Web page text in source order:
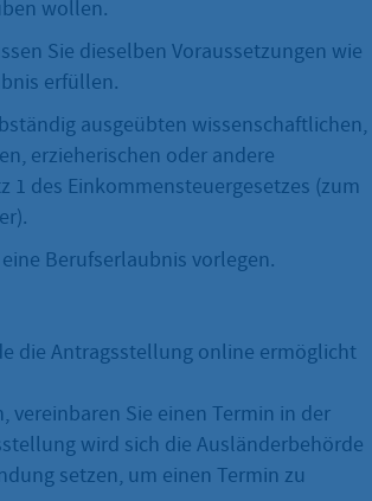
wollen.
Sie dieselben Voraussetzungen wie
erfüllen.
ausgeübten wissenschaftlichen,
erzieherischen oder andere
1 des Einkommensteuergesetzes (zum
Berufserlaubnis vorlegen.
die Antragsstellung online ermöglicht
Sie einen Termin in der
wird sich die Ausländerbehörde
setzen, um einen Termin zu